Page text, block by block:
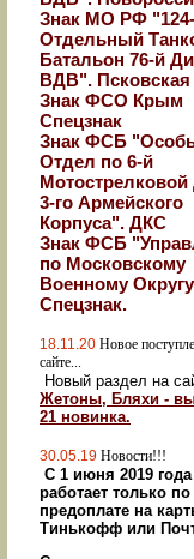
Знак МО РФ
Отдельный
Батальон 76-й
ВДВ". Псковская
Знак ФСО Крым
Спецзнак
Знак ФСБ
Отдел по 6-й
Мотострелковой
3-го Армейского
Корпуса". ДКС
Знак ФСБ
по Московскому
Военному
Спецзнак.
18.11.20 Новое
сайте...
Новый раздел на
Жетоны, Бляхи -
21 новинка.
30.05.19 Новости!!!
С 1 июня 2019 года
работает только по
предоплате на
Тинькофф или